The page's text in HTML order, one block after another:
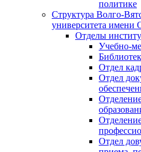
политике
Структура Волго-
университета
Отделы
Учебно-
Отдел
Отдел
Отдел